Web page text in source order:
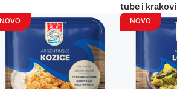
tube i krakovi
NOVO NOVO